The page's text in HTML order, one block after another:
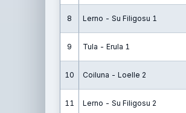
8 Lerno - Su Filigosu 1
9 Tula - Erula 1
10 Coiluna - Loelle 2
11 Lerno - Su Filigosu 2